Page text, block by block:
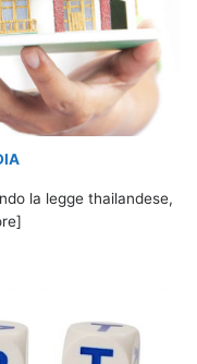
la legge thailandese,